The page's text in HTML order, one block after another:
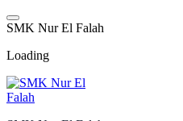
Skip
to
SMK Nur El Falah
Loading